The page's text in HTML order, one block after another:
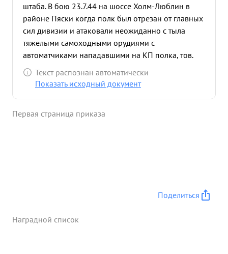
штаба. В бою 23.7.44 на шоссе Холм-Люблин в
районе Пяски когда полк был отрезан от главных
сил дивизии и атаковали неожиданно с тыла
тяжелыми самоходными орудиями с
автоматчиками нападавшими на КП полка, тов.
кудерман проявив инициативу организовать
оборону КП и круговую оборону полка
тыловых бойцов и штабных офицеров. В
Люблина 24.7.44г. Умело организовал уличный
возможность очистить всю южную и юго-
Текст распознан автоматически
Показать исходный документ
Первая страница приказа
Поделиться
Наградной список